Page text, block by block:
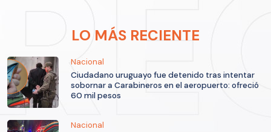
LO MÁS RECIENTE
Nacional
Ciudadano uruguayo fue detenido tras intentar
sobornar a Carabineros en el aeropuerto: ofreció
60 mil pesos
Nacional